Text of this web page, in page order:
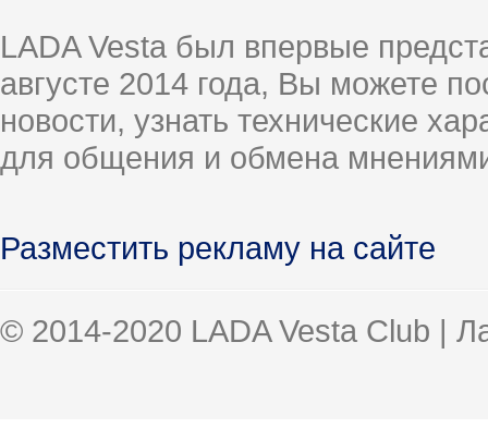
LADA Vesta был впервые
августе 2014 года, Вы можете
новости, узнать технические
для общения и обмена
Разместить рекламу на сайте
© 2014-2020 LADA Vesta Club |